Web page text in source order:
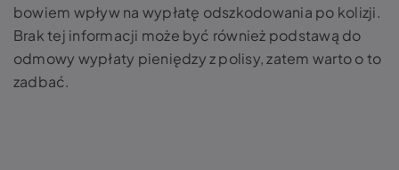
bowiem wpływ na wypłatę odszkodowania po kolizji.
Brak tej informacji może być również podstawą do
odmowy wypłaty pieniędzy z polisy, zatem warto o to
zadbać.